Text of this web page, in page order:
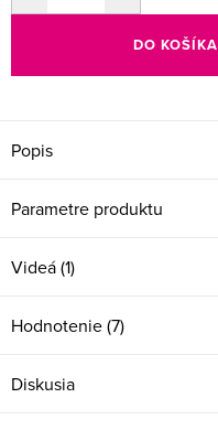
DO KOŠÍKA
Popis
Parametre produktu
Videá (1)
Hodnotenie (7)
Diskusia